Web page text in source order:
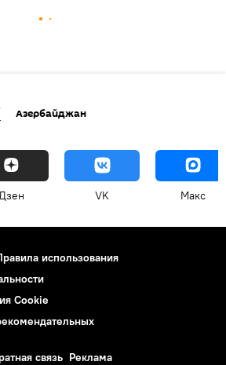
Азербайджан
VK Макс
использования
Cookie
связь Реклама